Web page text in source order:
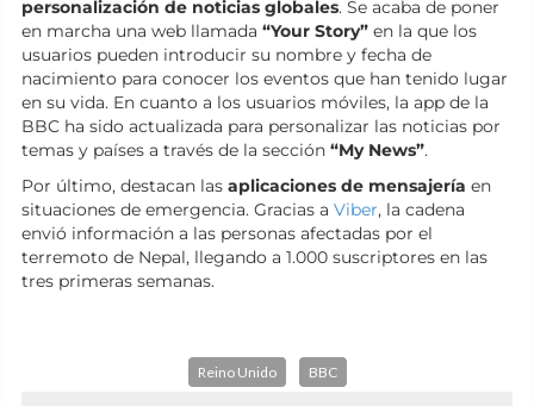
personalización de noticias globales. Se acaba de poner
en marcha una web llamada “Your Story” en la que los
usuarios pueden introducir su nombre y fecha de
nacimiento para conocer los eventos que han tenido lugar
en su vida. En cuanto a los usuarios móviles, la app de la
BBC ha sido actualizada para personalizar las noticias por
temas y países a través de la sección “My News”.
Por último, destacan las aplicaciones de mensajería en
situaciones de emergencia. Gracias a Viber, la cadena
envió información a las personas afectadas por el
terremoto de Nepal, llegando a 1.000 suscriptores en las
tres primeras semanas.
Reino Unido BBC